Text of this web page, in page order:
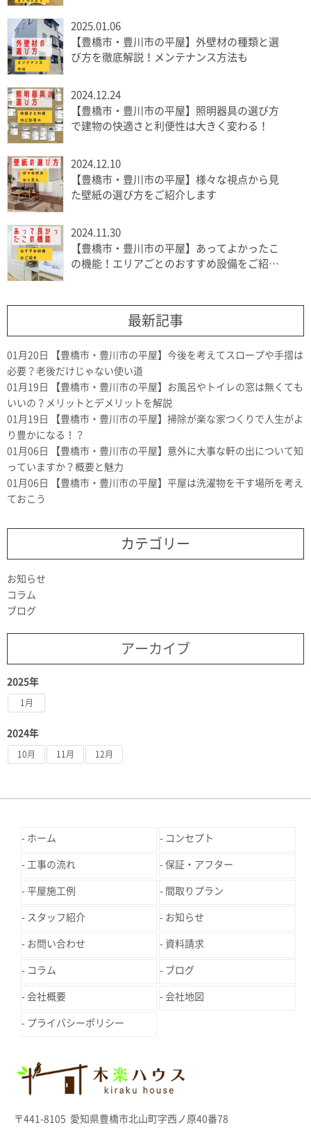
2025.01.06
【豊橋市・豊川市の平屋】外壁材の種類と選
び方を徹底解説！メンテナンス方法も
2024.12.24
【豊橋市・豊川市の平屋】照明器具の選び方
で建物の快適さと利便性は大きく変わる！
2024.12.10
【豊橋市・豊川市の平屋】様々な視点から見
た壁紙の選び方をご紹介します
2024.11.30
【豊橋市・豊川市の平屋】あってよかったこ
の機能！エリアごとのおすすめ設備をご紹介
最新記事
01月20日
【豊橋市・豊川市の平屋】今後を考えてスロープや手摺は
必要？老後だけじゃない使い道
01月19日
【豊橋市・豊川市の平屋】お風呂やトイレの窓は無くても
いいの？メリットとデメリットを解説
01月19日
【豊橋市・豊川市の平屋】掃除が楽な家つくりで人生がよ
り豊かになる！？
01月06日
【豊橋市・豊川市の平屋】意外に大事な軒の出について知
っていますか？概要と魅力
01月06日
【豊橋市・豊川市の平屋】平屋は洗濯物を干す場所を考え
ておこう
カテゴリー
お知らせ
コラム
ブログ
アーカイブ
2025年
1月
2024年
10月 11月 12月
ホーム コンセプト
工事の流れ 保証・アフター
平屋施工例 間取りプラン
スタッフ紹介 お知らせ
お問い合わせ 資料請求
コラム ブログ
会社概要 会社地図
プライバシーポリシー
〒441-8105 愛知県豊橋市北山町字西ノ原40番78